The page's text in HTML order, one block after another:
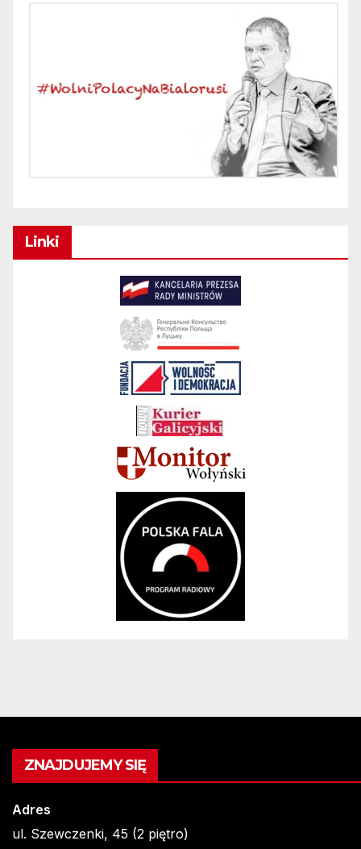
Linki
ZNAJDUJEMY SIĘ
Adres
ul. Szewczenki, 45 (2 piętro)